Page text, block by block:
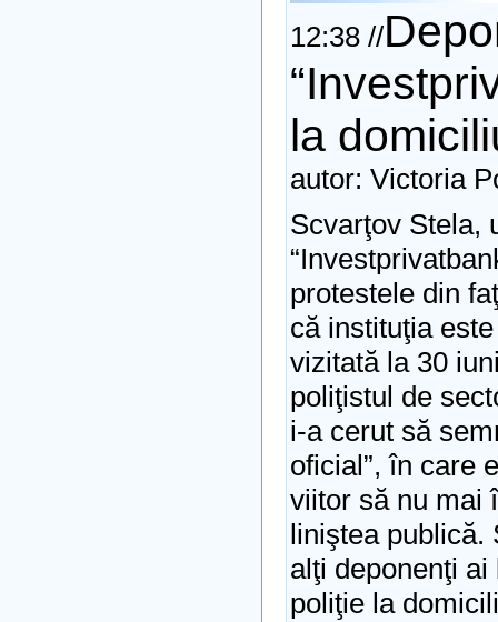
12:38 //
la
autor: Victoria
Scvarţov Stela,
protestele din
că instituţia
vizitată la 30
poliţistul de
i-a cerut să
oficial”, în care
viitor să nu mai
liniştea publică.
alţi deponenţi
poliţie la